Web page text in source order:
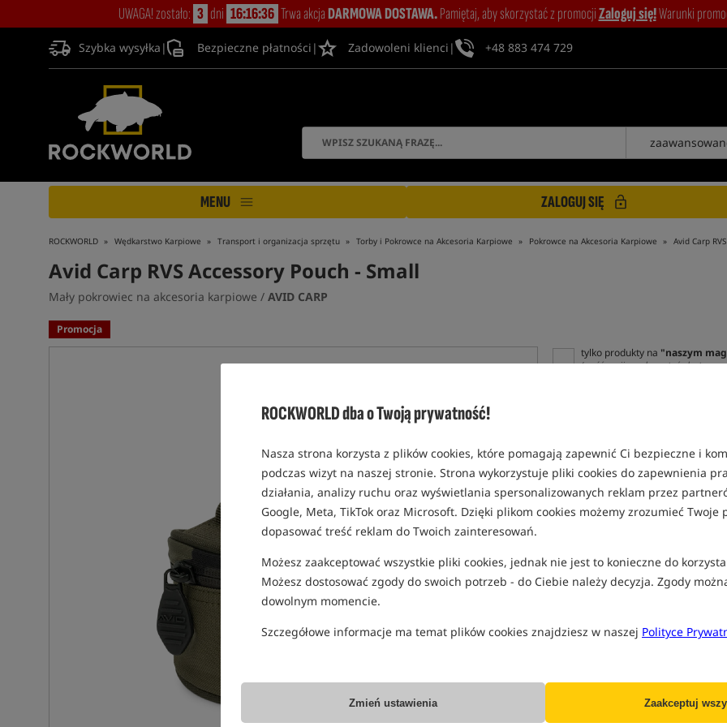
ROCKWORLD dba o Twoją prywatność!
Nasza strona korzysta z plików cookies, które pomagają zapewnić Ci bezpieczne i
podczas wizyt na naszej stronie. Strona wykorzystuje pliki cookies do zapewnienia
działania, analizy ruchu oraz wyświetlania spersonalizowanych reklam przez
Google, Meta, TikTok oraz Microsoft. Dzięki plikom cookies możemy zrozumieć Twoje
dopasować treść reklam do Twoich zainteresowań.
Możesz zaakceptować wszystkie pliki cookies, jednak nie jest to konieczne do
Możesz dostosować zgody do swoich potrzeb - do Ciebie należy decyzja. Zgody
dowolnym momencie.
Szczegółowe informacje ma temat plików cookies znajdziesz w naszej Polityce
Zmień ustawienia Zaakceptuj
UWAGA! zostało: 3 dni 16:16:35 Trwa akcjaDARMOWA DOSTAWA.Pamiętaj, aby skorzystać z promocjiZaloguj się!Warunki
Szybka wysyłka | Bezpieczne płatności | Zadowoleni klienci | +48 883 474 729
MENU ZALOGUJ SIĘ
ROCKWORLD Wędkarstwo Karpiowe Transport i organizacja sprzętu Torby i Pokrowce na Akcesoria Karpiowe Pokrowce na Akcesoria Karpiowe Avid Carp
Avid Carp RVS Accessory Pouch - Small
Mały pokrowiec na akcesoria karpiowe / AVID CARP
Promocja
tylko produkty na "naszym
(część opcji mogła zostać ukryta
MPN: A0430108
EAN: 5056317764178
0,58
Koniec
BRAK USTALONEJ DATY
Wszystkie podane ceny zawierają
7.99 PLN